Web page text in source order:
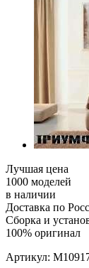
Лучшая цена
1000 моделей
в наличии
Доставка по
Сборка и
100% оригинал
Артикул: